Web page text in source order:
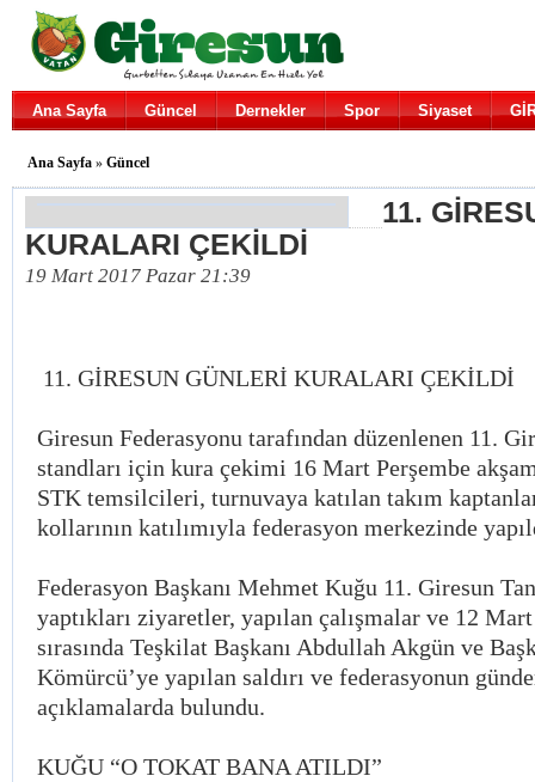
Ana Sayfa Güncel Dernekler Spor Siyaset
Ana Sayfa » Güncel
11.
KURALARI ÇEKİLDİ
19 Mart 2017 Pazar 21:39
11. GİRESUN GÜNLERİ KURALARI ÇEKİLDİ
Giresun Federasyonu tarafından düzenlenen 11.
standları için kura çekimi 16 Mart Perşembe
STK temsilcileri, turnuvaya katılan takım
kollarının katılımıyla federasyon merkezinde
Federasyon Başkanı Mehmet Kuğu 11. Giresun
yaptıkları ziyaretler, yapılan çalışmalar ve 12
sırasında Teşkilat Başkanı Abdullah Akgün ve
Kömürcü’ye yapılan saldırı ve federasyonun
açıklamalarda bulundu.
KUĞU “O TOKAT BANA ATILDI”